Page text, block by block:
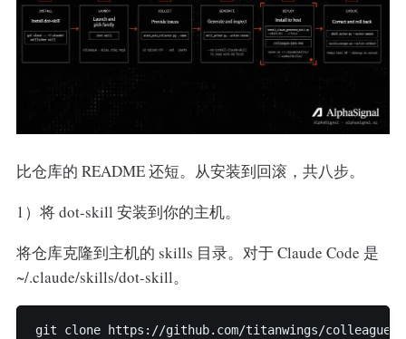
比仓库的 README 还短。从安装到回滚，共八步。
1）将 dot-skill 安装到你的主机。
将仓库克隆到主机的 skills 目录。对于 Claude Code 是
~/.claude/skills/dot-skill。
git clone https://github.com/titanwings/